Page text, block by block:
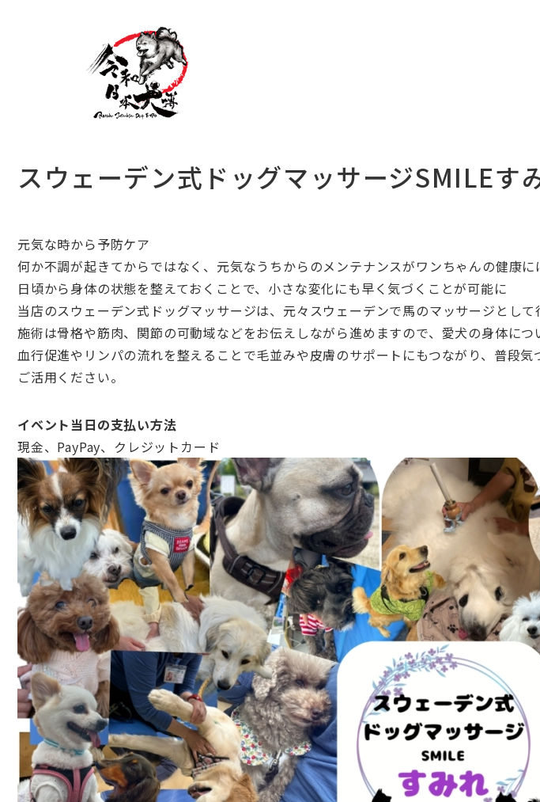
スウェーデン式ドッグマッサージSMILEす
元気な時から予防ケア
何か不調が起きてからではなく、元気なうちからのメンテナンスがワンちゃんの健康に
日頃から身体の状態を整えておくことで、小さな変化にも早く気づくことが可能に
当店のスウェーデン式ドッグマッサージは、元々スウェーデンで馬のマッサージとし
施術は骨格や筋肉、関節の可動域などをお伝えしながら進めますので、愛犬の身体につ
血行促進やリンパの流れを整えることで毛並みや皮膚のサポートにもつながり、普段
ご活用ください。
イベント当日の支払い方法
現金、PayPay、クレジットカード